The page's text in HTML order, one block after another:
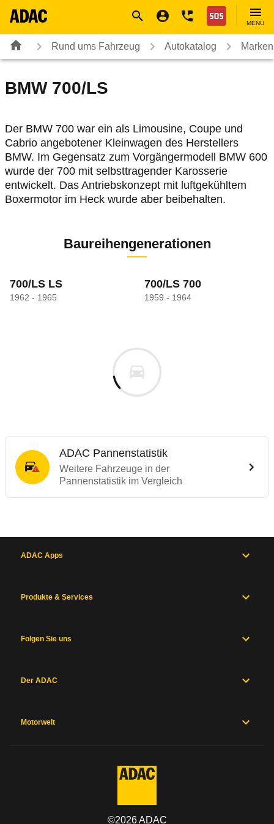
Nothilfe
MENÜ
Rund ums Fahrzeug Autokatalog
BMW 700/LS
Der BMW 700 war ein als Limousine, Coupe und
Cabrio angebotener Kleinwagen des Herstellers
BMW. Im Gegensatz zum Vorgängermodell BMW 600
wurde der 700 mit selbsttragender Karosserie
entwickelt. Das Antriebskonzept mit luftgekühltem
Boxermotor im Heck wurde aber beibehalten.
Baureihengenerationen
700/LS LS
1962 - 1965
700/LS 700
1959 - 1964
ADAC Pannenstatistik
Weitere Fahrzeuge in der
Pannenstatistik im Vergleich
ADAC Apps
Produkte & Services
Folgen Sie uns
Der ADAC
Motorwelt
©2026ADAC